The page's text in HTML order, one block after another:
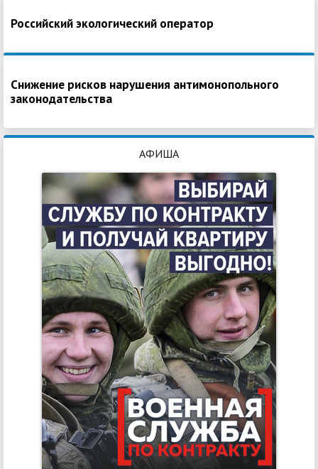
Российский экологический оператор
Снижение рисков нарушения антимонопольного
законодательства
АФИША